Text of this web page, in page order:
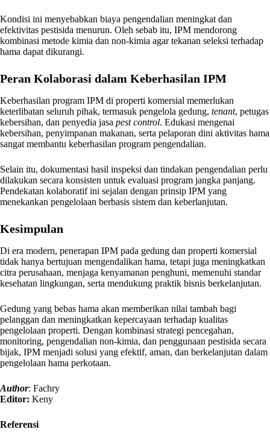
Kondisi ini menyebabkan biaya pengendalian meningkat dan
efektivitas pestisida menurun. Oleh sebab itu, IPM mendorong
kombinasi metode kimia dan non-kimia agar tekanan seleksi terhadap
hama dapat dikurangi.
Peran Kolaborasi dalam Keberhasilan IPM
Keberhasilan program IPM di properti komersial memerlukan
keterlibatan seluruh pihak, termasuk pengelola gedung, tenant, petugas
kebersihan, dan penyedia jasa pest control. Edukasi mengenai
kebersihan, penyimpanan makanan, serta pelaporan dini aktivitas hama
sangat membantu keberhasilan program pengendalian.
Selain itu, dokumentasi hasil inspeksi dan tindakan pengendalian perlu
dilakukan secara konsisten untuk evaluasi program jangka panjang.
Pendekatan kolaboratif ini sejalan dengan prinsip IPM yang
menekankan pengelolaan berbasis sistem dan keberlanjutan.
Kesimpulan
Di era modern, penerapan IPM pada gedung dan properti komersial
tidak hanya bertujuan mengendalikan hama, tetapi juga meningkatkan
citra perusahaan, menjaga kenyamanan penghuni, memenuhi standar
kesehatan lingkungan, serta mendukung praktik bisnis berkelanjutan.
Gedung yang bebas hama akan memberikan nilai tambah bagi
pelanggan dan meningkatkan kepercayaan terhadap kualitas
pengelolaan properti. Dengan kombinasi strategi pencegahan,
monitoring, pengendalian non-kimia, dan penggunaan pestisida secara
bijak, IPM menjadi solusi yang efektif, aman, dan berkelanjutan dalam
pengelolaan hama perkotaan.
Author: Fachry
Editor: Keny
Referensi